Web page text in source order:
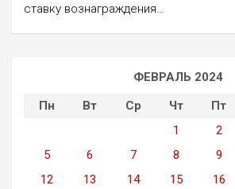
ставку вознаграждения…
ФЕВРАЛЬ 2024
Пн
Вт Ср Чт Пт
1
2
5
6 7 8 9
12
13 14 15 16